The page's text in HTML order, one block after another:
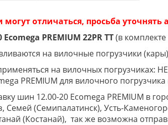
отличаться, просьба
Ecomega PREMIUM 22PR TT(в
на вилочные погрузчики
на вилочных погрузчиках:
PREMIUM для вилочного
шин 12.00-20 Ecomega PREMIUM в
Семей (Семипалатинск), Усть-
(Костанай), так же возможна